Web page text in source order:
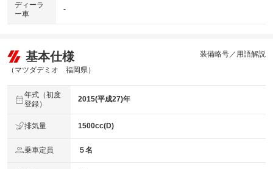
ディーラ
ー車
-
基本仕様
（マツダデミオ 福岡県）
装備略号／用語解説
年式（初度
登録）
2015(平成27)年
排気量 1500cc(D)
乗車定員 ５名